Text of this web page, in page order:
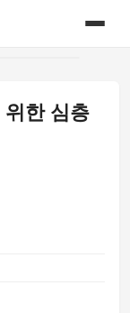
한 심층